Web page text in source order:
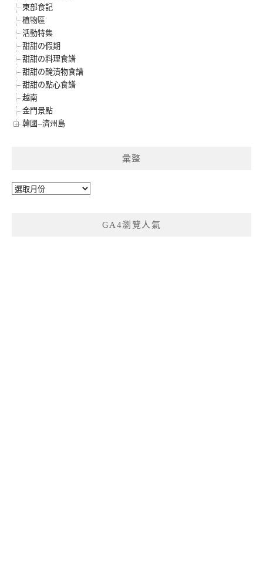
東部食記
植物區
活動特集
甜甜の假期
甜甜の料理食譜
甜甜の醃漬物食譜
甜甜の點心食譜
越南
金門景點
韓國--濟州島
彙整
彙
GA4瀏覽人氣